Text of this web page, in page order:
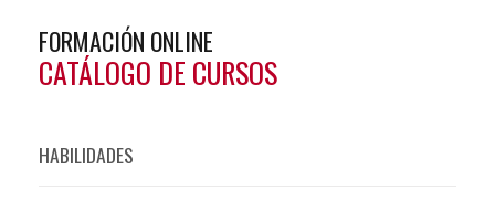
RECUPERAR CONTRASEÑA
CATÁLOGO DE CURSOS
FORMACIÓN ONLINE
HABILIDADES